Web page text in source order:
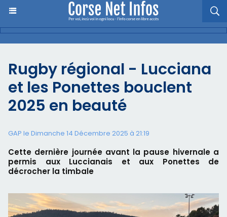
Rugby régional - Lucciana
et les Ponettes bouclent
2025 en beauté
GAP le Dimanche 14 Décembre 2025 à 21:19
Cette dernière journée avant la pause hivernale a
permis aux Luccianais et aux Ponettes de
décrocher la timbale